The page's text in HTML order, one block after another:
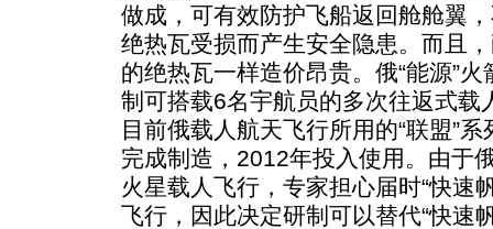
做成，可有效防护飞船返回舱舱翼
绝热瓦受损而产生安全隐患。而且
的绝热瓦一样造价昂贵。俄“能源”
制可搭载6名宇航员的多次往返式载
目前俄载人航天飞行所用的“联盟”
完成制造，2012年投入使用。由于
火星载人飞行，专家担心届时“快速
飞行，因此决定研制可以替代“快速